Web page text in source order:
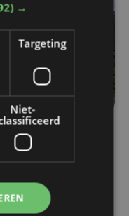
dienst in AZ
gynaecoloog
→
Targeting
Niet-